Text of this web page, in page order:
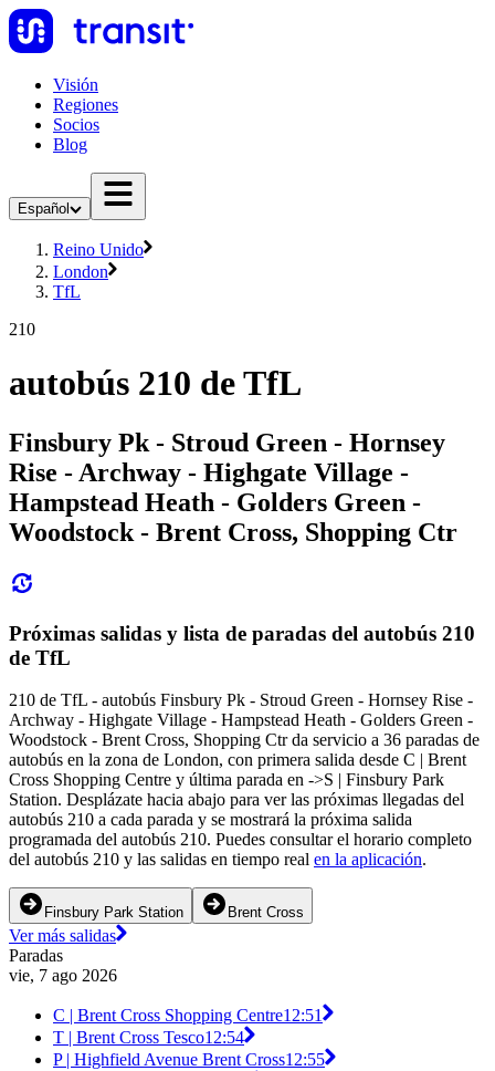
Visión
Regiones
Socios
Blog
Español
Reino Unido
London
TfL
210
autobús 210 de TfL
Finsbury Pk - Stroud Green - Hornsey
Rise - Archway - Highgate Village -
Hampstead Heath - Golders Green -
Woodstock - Brent Cross, Shopping Ctr
Próximas salidas y lista de paradas del autobús 210
de TfL
210 de TfL - autobús Finsbury Pk - Stroud Green - Hornsey Rise -
Archway - Highgate Village - Hampstead Heath - Golders Green -
Woodstock - Brent Cross, Shopping Ctr da servicio a 36 paradas de
autobús en la zona de London, con primera salida desde C | Brent
Cross Shopping Centre y última parada en ->S | Finsbury Park
Station. Desplázate hacia abajo para ver las próximas llegadas del
autobús 210 a cada parada y se mostrará la próxima salida
programada del autobús 210. Puedes consultar el horario completo
del autobús 210 y las salidas en tiempo real en la aplicación.
Finsbury Park Station Brent Cross
Ver más salidas
Paradas
vie, 7 ago 2026
C | Brent Cross Shopping Centre12:51
T | Brent Cross Tesco12:54
P | Highfield Avenue Brent Cross12:55